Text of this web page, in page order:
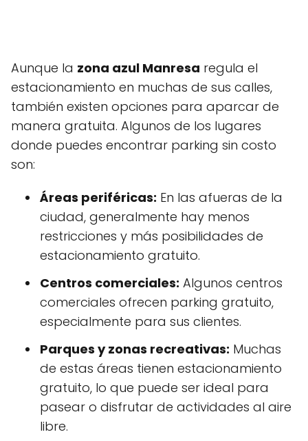
Aunque la zona azul Manresa regula el
estacionamiento en muchas de sus calles,
también existen opciones para aparcar de
manera gratuita. Algunos de los lugares
donde puedes encontrar parking sin costo
son:
Áreas periféricas: En las afueras de la
ciudad, generalmente hay menos
restricciones y más posibilidades de
estacionamiento gratuito.
Centros comerciales: Algunos centros
comerciales ofrecen parking gratuito,
especialmente para sus clientes.
Parques y zonas recreativas: Muchas
de estas áreas tienen estacionamiento
gratuito, lo que puede ser ideal para
pasear o disfrutar de actividades al aire
libre.